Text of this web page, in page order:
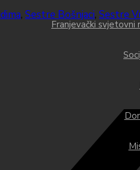
Franjevački
, Sestre Bošnjaci, Sestre